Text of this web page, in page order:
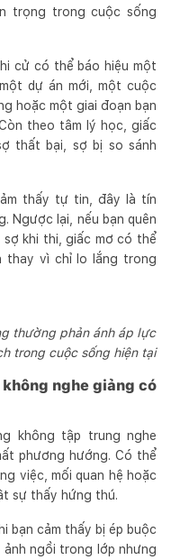
trọng trong cuộc sống
cử có thể báo hiệu một
dự án mới, một cuộc
hoặc một giai đoạn bạn
theo tâm lý học, giấc
thất bại, sợ bị so sánh
thấy tự tin, đây là tín
Ngược lại, nếu bạn quên
sợ khi thi, giấc mơ có thể
thay vì chỉ lo lắng trong
thường phản ánh áp lực
trong cuộc sống hiện tại
nghe giảng có
không tập trung nghe
phương hướng. Có thể
việc, mối quan hệ hoặc
sự thấy hứng thú.
bạn cảm thấy bị ép buộc
ảnh ngồi trong lớp nhưng